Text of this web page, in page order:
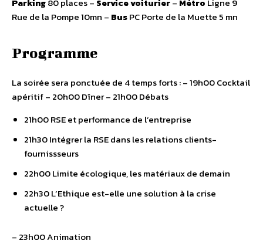
Rue de la Pompe 10mn – BusPC Porte de la Muette 5 mn
Programme
La soirée sera ponctuée de 4 temps forts : – 19h00 Cocktail
apéritif – 20h00 Dîner – 21h00 Débats
21h00 RSE et performance de l’entreprise
21h30 Intégrer la RSE dans les relations clients-
fournissseurs
22h00 Limite écologique, les matériaux de demain
22h30 L’Ethique est-elle une solution à la crise
actuelle ?
– 23h00 Animation